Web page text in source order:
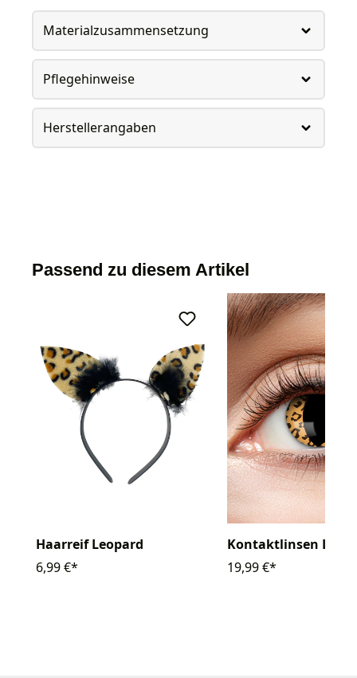
Materialzusammensetzung
Pflegehinweise
Herstellerangaben
Passend zu diesem Artikel
Haarreif Leopard
6,99 €*
Kontaktlinsen Leo
19,99 €*